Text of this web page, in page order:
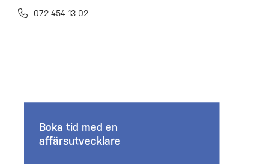
072-454 13 02
Boka tid med en
affärsutvecklare